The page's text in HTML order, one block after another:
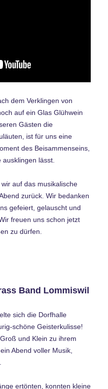
dem Verklingen von
auf ein Glas Glühwein
Gästen die
ist für uns eine
des Beisammenseins,
lässt.
auf das musikalische
zurück. Wir bedanken
gefeiert, gelauscht und
freuen uns schon jetzt
zu dürfen.
Band Lommiswil
sich die Dorfhalle
schöne Geisterkulisse!
und Klein zu ihrem
Abend voller Musik,
ertönten, konnten kleine